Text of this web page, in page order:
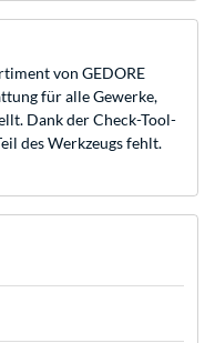
von GEDORE
für alle Gewerke,
Dank der Check-Tool-
des Werkzeugs fehlt.